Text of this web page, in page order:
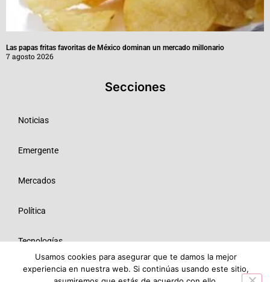
Las papas fritas favoritas de México dominan un mercado millonario
7 agosto 2026
Secciones
Noticias
Emergente
Mercados
Política
Tecnologías
Opinión
Usamos cookies para asegurar que te damos la mejor
experiencia en nuestra web. Si continúas usando este sitio,